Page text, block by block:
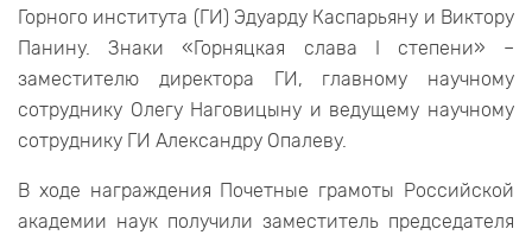
Горного института (ГИ) Эдуарду Каспарьяну и Виктору
Панину. Знаки «Горняцкая слава I степени» –
заместителю директора ГИ, главному научному
сотруднику Олегу Наговицыну и ведущему научному
сотруднику ГИ Александру Опалеву.
В ходе награждения Почетные грамоты Российской
академии наук получили заместитель председателя